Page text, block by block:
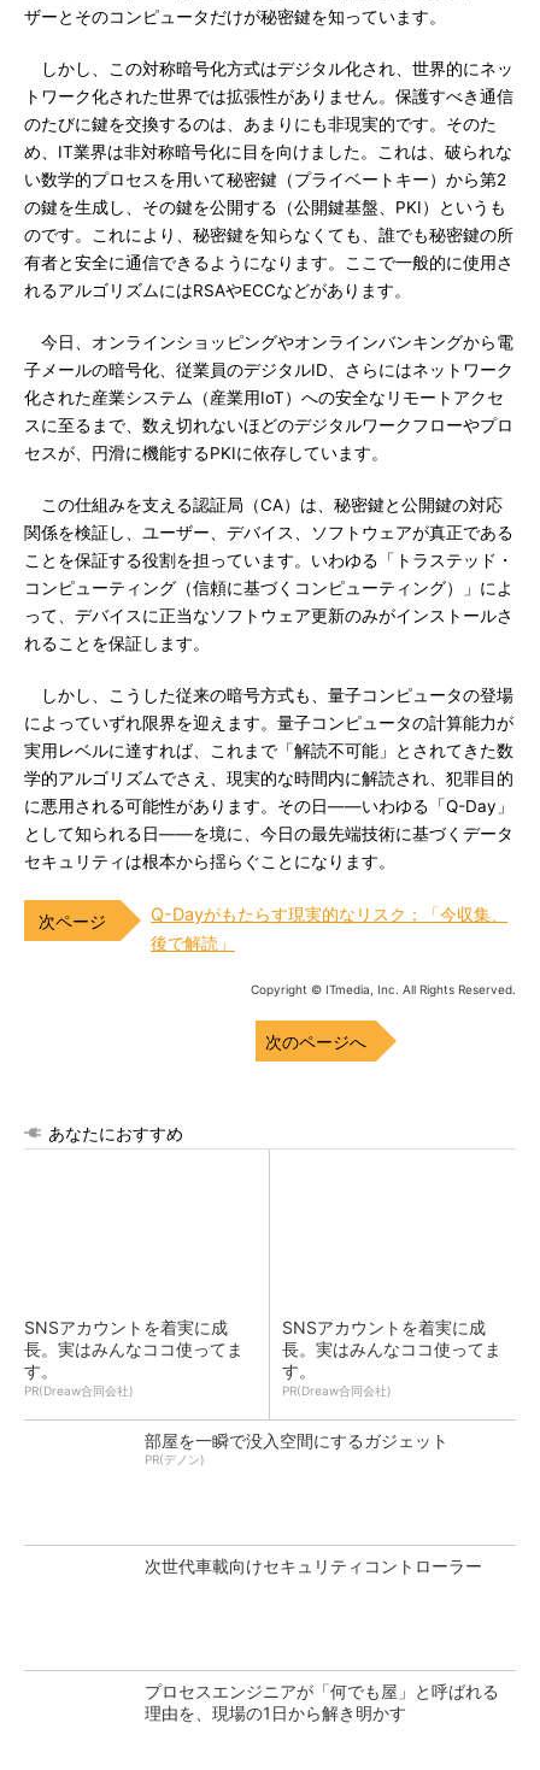
ザーとそのコンピュータだけが秘密鍵を知っています。
しかし、この対称暗号化方式はデジタル化され、世界的にネッ
トワーク化された世界では拡張性がありません。保護すべき通信
のたびに鍵を交換するのは、あまりにも非現実的です。そのた
め、IT業界は非対称暗号化に目を向けました。これは、破られな
い数学的プロセスを用いて秘密鍵（プライベートキー）から第2
の鍵を生成し、その鍵を公開する（公開鍵基盤、PKI）というも
のです。これにより、秘密鍵を知らなくても、誰でも秘密鍵の所
有者と安全に通信できるようになります。ここで一般的に使用さ
れるアルゴリズムにはRSAやECCなどがあります。
今日、オンラインショッピングやオンラインバンキングから電
子メールの暗号化、従業員のデジタルID、さらにはネットワーク
化された産業システム（産業用IoT）への安全なリモートアクセ
スに至るまで、数え切れないほどのデジタルワークフローやプロ
セスが、円滑に機能するPKIに依存しています。
この仕組みを支える認証局（CA）は、秘密鍵と公開鍵の対応
関係を検証し、ユーザー、デバイス、ソフトウェアが真正である
ことを保証する役割を担っています。いわゆる「トラステッド・
コンピューティング（信頼に基づくコンピューティング）」によ
って、デバイスに正当なソフトウェア更新のみがインストールさ
れることを保証します。
しかし、こうした従来の暗号方式も、量子コンピュータの登場
によっていずれ限界を迎えます。量子コンピュータの計算能力が
実用レベルに達すれば、これまで「解読不可能」とされてきた数
学的アルゴリズムでさえ、現実的な時間内に解読され、犯罪目的
に悪用される可能性があります。その日――いわゆる「Q-Day」
として知られる日――を境に、今日の最先端技術に基づくデータ
セキュリティは根本から揺らぐことになります。
Q-Dayがもたらす現実的なリスク：「今収集、
後で解読」
Copyright © ITmedia, Inc. All Rights Reserved.
次のページへ
あなたにおすすめ
SNSアカウントを着実に成
長。実はみんなココ使ってま
す。
PR(Dreaw合同会社)
SNSアカウントを着実に成
長。実はみんなココ使ってま
す。
PR(Dreaw合同会社)
部屋を一瞬で没入空間にするガジェット
PR(デノン)
次世代車載向けセキュリティコントローラー
プロセスエンジニアが「何でも屋」と呼ばれる
理由を、現場の1日から解き明かす